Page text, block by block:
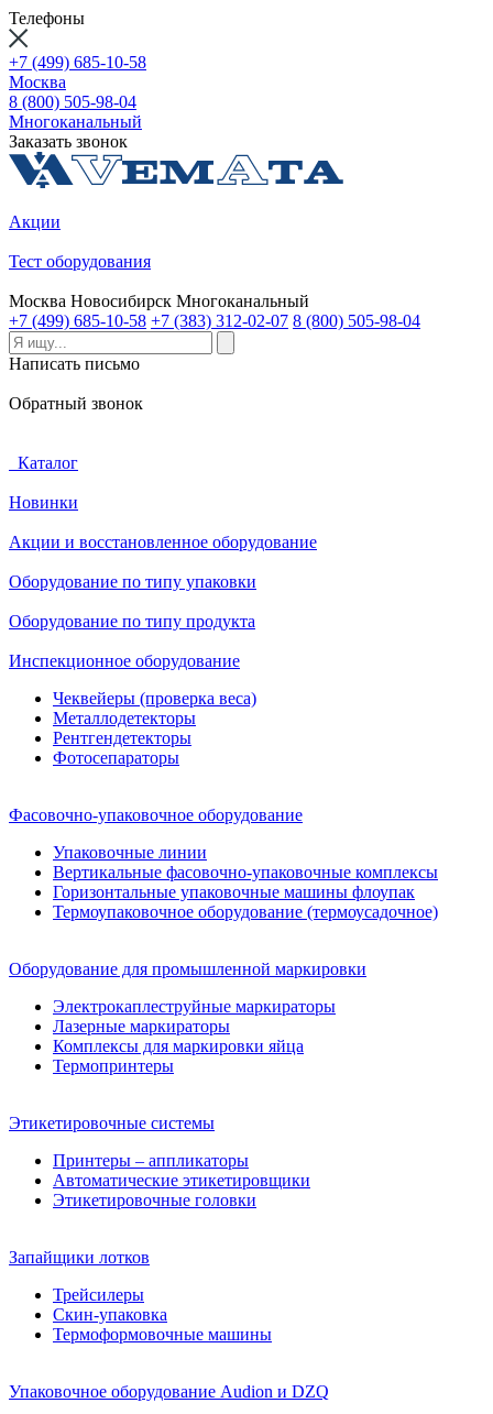
Телефоны
+7 (499) 685-10-58
Москва
8 (800) 505-98-04
Многоканальный
Заказать звонок
Акции
Тест оборудования
Москва Новосибирск Многоканальный
+7 (499) 685-10-58 +7 (383) 312-02-07 8 (800) 505-98-04
Написать письмо
Обратный звонок
Каталог
Новинки
Акции и восстановленное оборудование
Оборудование по типу упаковки
Оборудование по типу продукта
Инспекционное оборудование
Чеквейеры (проверка веса)
Металлодетекторы
Рентгендетекторы
Фотосепараторы
Фасовочно-упаковочное оборудование
Упаковочные линии
Вертикальные фасовочно-упаковочные комплексы
Горизонтальные упаковочные машины флоупак
Термоупаковочное оборудование (термоусадочное)
Оборудование для промышленной маркировки
Электрокаплеструйные маркираторы
Лазерные маркираторы
Комплексы для маркировки яйца
Термопринтеры
Этикетировочные системы
Принтеры – аппликаторы
Автоматические этикетировщики
Этикетировочные головки
Запайщики лотков
Трейсилеры
Скин-упаковка
Термоформовочные машины
Упаковочное оборудование Audion и DZQ